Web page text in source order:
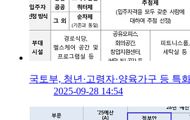
국토부, 청년·고령자·양육가구 등 특
2025-09-28 14:54